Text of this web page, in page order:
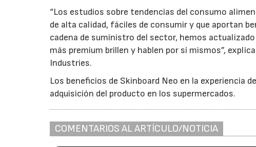
“Los estudios sobre tendencias del consumo
de alta calidad, fáciles de consumir y que aportan
cadena de suministro del sector, hemos
más premium brillen y hablen por sí mismos”,
Industries.
Los beneficios de Skinboard Neo en la experiencia
adquisición del producto en los supermercados.
COMENTARIOS AL ARTÍCULO/NOTICIA